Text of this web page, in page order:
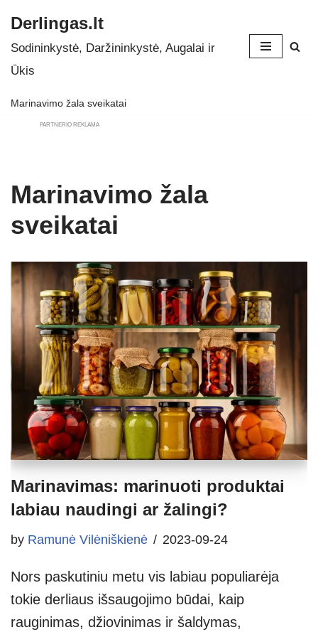
Skip
to
Derlingas.lt
Sodininkystė, Daržininkystė, Augalai ir
Ūkis
Marinavimo žala sveikatai
PARTNERIO REKLAMA
Marinavimo žala
sveikatai
Marinavimas: marinuoti produktai
labiau naudingi ar žalingi?
by Ramunė Vilėniškienė 2023-09-24
Nors paskutiniu metu vis labiau populiarėja
tokie derliaus išsaugojimo būdai, kaip
rauginimas, džiovinimas ir šaldymas,